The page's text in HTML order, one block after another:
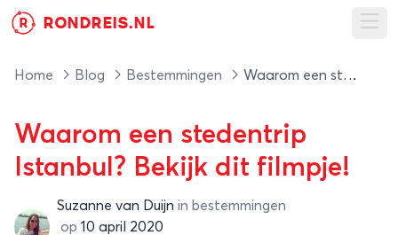
R RONDREIS.NL
Home Blog Bestemmingen Waarom een stedentrip Istanbul? Bekijk dit filmpje!
Waarom een stedentrip
Istanbul? Bekijk dit filmpje!
Suzanne van Duijn
Suzanne van Duijn in bestemmingen
op 10 april 2020